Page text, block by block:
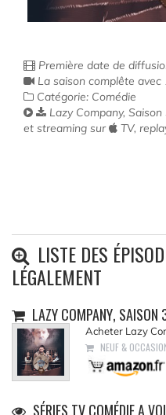
Première date de
La saison complête avec
Catégorie: Comédie
Lazy Company,
et streaming sur
TV,
LISTE DES
LÉGALEMENT
LAZY COMPANY, SAISON
Acheter Lazy
NEUF &
SÉRIES TV COMÉDIE A